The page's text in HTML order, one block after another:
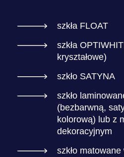
szkła FLOAT
szkła
kryształowe)
szkło SATYNA
szkło
(bezbarwną,
kolorową) lub z
dekoracyjnym
szkło